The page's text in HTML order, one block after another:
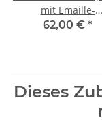
mit Emaille-
Schüssel/Topf Ø 30
62,00 € *
Dieses